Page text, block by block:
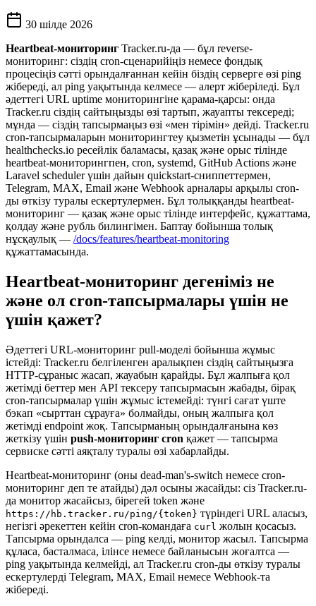
30 шілде 2026
Heartbeat-мониторинг Tracker.ru-да — бұл reverse-
мониторинг: сіздің cron-сценарийіңіз немесе фондық
процесіңіз сәтті орындалғаннан кейін біздің серверге өзі ping
жібереді, ал ping уақытында келмесе — алерт жіберіледі. Бұл
әдеттегі URL uptime мониторингіне қарама-қарсы: онда
Tracker.ru сіздің сайтыңызды өзі тартып, жауапты тексереді;
мұнда — сіздің тапсырмаңыз өзі «мен тірімін» дейді. Tracker.ru
cron-тапсырмаларын мониторингтеу қызметін ұсынады — бұл
healthchecks.io ресейлік баламасы, қазақ және орыс тілінде
heartbeat-мониторингпен, cron, systemd, GitHub Actions және
Laravel scheduler үшін дайын quickstart-сниппеттермен,
Telegram, MAX, Email және Webhook арналары арқылы cron-
ды өткізу туралы ескертулермен. Бұл толыққанды heartbeat-
мониторинг — қазақ және орыс тілінде интерфейс, құжаттама,
қолдау және рубль билингімен. Баптау бойынша толық
нұсқаулық — /docs/features/heartbeat-monitoring
құжаттамасында.
Heartbeat-мониторинг дегеніміз не
және ол cron-тапсырмалары үшін не
үшін қажет?
Әдеттегі URL-мониторинг pull-моделі бойынша жұмыс
істейді: Tracker.ru белгіленген аралықпен сіздің сайтыңызға
HTTP-сұраныс жасап, жауабын қарайды. Бұл жалпыға қол
жетімді беттер мен API тексеру тапсырмасын жабады, бірақ
cron-тапсырмалар үшін жұмыс істемейді: түнгі сағат үште
бэкап «сырттан сұрауға» болмайды, оның жалпыға қол
жетімді endpoint жоқ. Тапсырманың орындалғанына көз
жеткізу үшін push-мониторинг cron қажет — тапсырма
сервиске сәтті аяқталу туралы өзі хабарлайды.
Heartbeat-мониторинг (оны dead-man's-switch немесе cron-
мониторинг деп те атайды) дәл осыны жасайды: сіз Tracker.ru-
да монитор жасайсыз, бірегей token және
https://hb.tracker.ru/ping/{token} түріндегі URL аласыз,
негізгі әрекеттен кейін cron-командаға curl жолын қосасыз.
Тапсырма орындалса — ping келді, монитор жасыл. Тапсырма
құласа, басталмаса, ілінсе немесе байланысын жоғалтса —
ping уақытында келмейді, ал Tracker.ru cron-ды өткізу туралы
ескертулерді Telegram, MAX, Email немесе Webhook-та
жібереді.